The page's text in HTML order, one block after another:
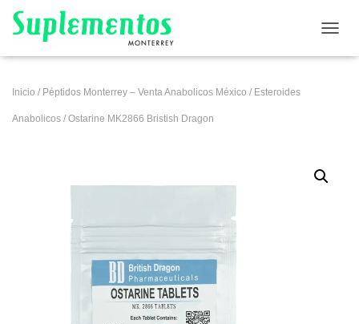
Inicio / Péptidos Monterrey – Venta Anabolicos México / Esteroides
Anabolicos / Ostarine MK2866 Bristish Dragon